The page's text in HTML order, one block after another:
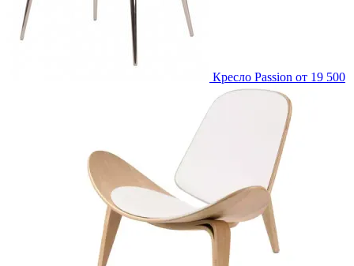
Кресло Passion от 19 500